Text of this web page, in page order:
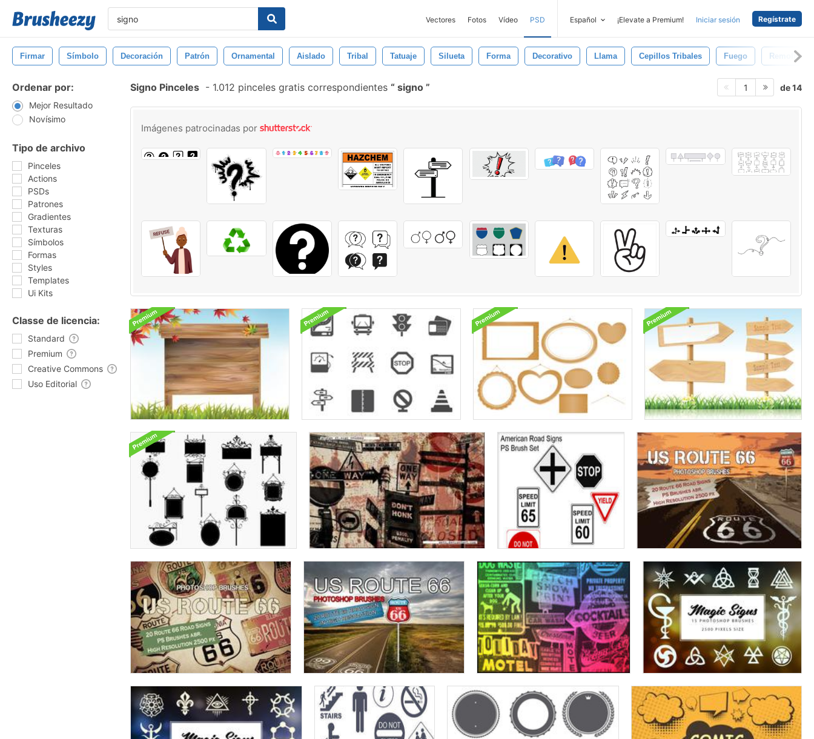
Vectores Fotos Vídeo PSD Español ¡Elevate a Premium! Iniciar sesión Regístrate
Firmar Símbolo Decoración Patrón Ornamental Aislado Tribal Tatuaje Silueta Forma Decorativo Llama Cepillos Tribales Fuego Remolino
Ordenar por:
Mejor Resultado
Novísimo
Tipo de archivo
Pinceles
Actions
PSDs
Patrones
Gradientes
Texturas
Símbolos
Formas
Styles
Templates
Ui Kits
Classe de licencia:
Standard
Premium
Creative Commons
Uso Editorial
Signo Pinceles - 1.012 pinceles gratis correspondientes signo 1 de 14
Imágenes patrocinadas por